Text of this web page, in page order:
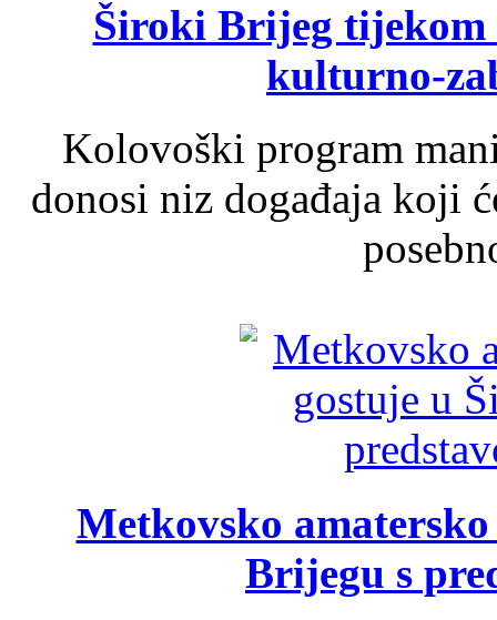
Široki Brijeg tijekom
kulturno-
Kolovoški program
donosi niz događaja koji
Metkovsko
Brijegu s